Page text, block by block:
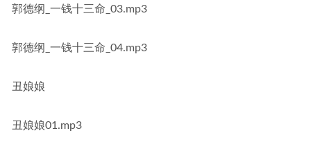
郭德纲_一钱十三命_03.mp3
郭德纲_一钱十三命_04.mp3
丑娘娘
丑娘娘01.mp3